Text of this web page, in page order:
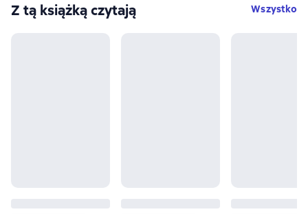
Z tą książką czytają Wszystko